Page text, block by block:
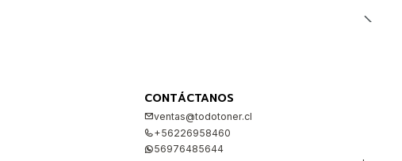
CONTÁCTANOS
ventas@todotoner.cl
+56226958460
56976485644